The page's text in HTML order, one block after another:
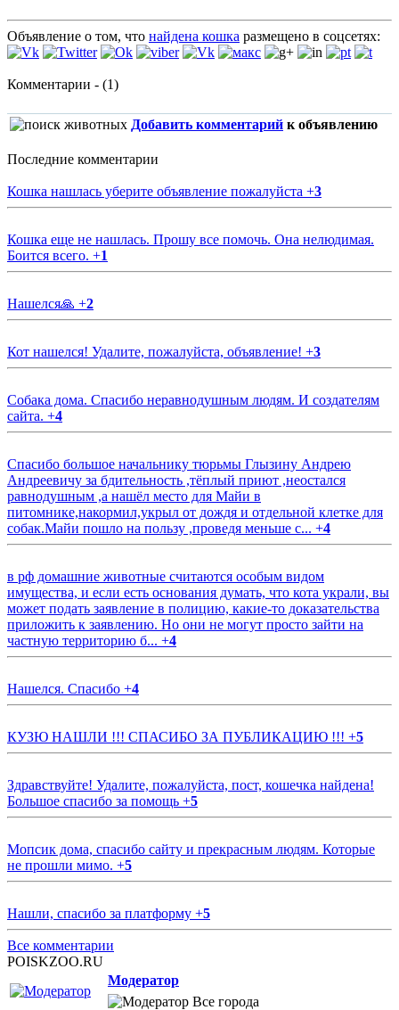
Объявление о том, что найдена кошка размещено в соцсетях:
Комментарии - (1)
Добавить комментарий к объявлению
Последние комментарии
Кошка нашлась уберите объявление пожалуйста +3
Кошка еще не нашлась. Прошу все помочь. Она нелюдимая.
Боится всего. +1
Нашелся🙏 +2
Кот нашелся! Удалите, пожалуйста, объявление! +3
Собака дома. Спасибо неравнодушным людям. И создателям
сайта. +4
Спасибо большое начальнику тюрьмы Глызину Андрею
Андреевичу за бдительность ,тёплый приют ,неостался
равнодушным ,а нашёл место для Майи в
питомнике,накормил,укрыл от дождя и отдельной клетке для
собак.Майи пошло на пользу ,проведя меньше с... +4
в рф домашние животные считаются особым видом
имущества, и если есть основания думать, что кота украли, вы
может подать заявление в полицию, какие-то доказательства
приложить к заявлению. Но они не могут просто зайти на
частную территорию б... +4
Нашелся. Спасибо +4
КУЗЮ НАШЛИ !!! СПАСИБО ЗА ПУБЛИКАЦИЮ !!! +5
Здравствуйте! Удалите, пожалуйста, пост, кошечка найдена!
Большое спасибо за помощь +5
Мопсик дома, спасибо сайту и прекрасным людям. Которые
не прошли мимо. +5
Нашли, спасибо за платформу +5
Все комментарии
POISKZOO.RU
Модератор
Все города